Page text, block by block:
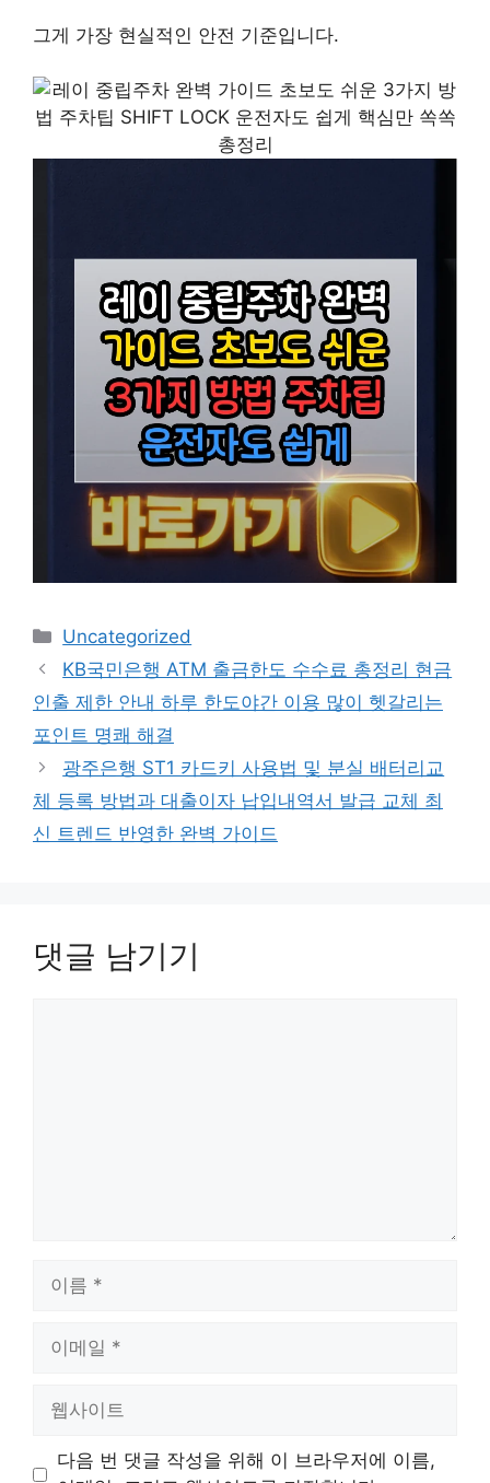
그게 가장 현실적인 안전 기준입니다.
카
테
리
Uncategorized
KB국민은행 ATM 출금한도 수수료 총정리 현금
인출 제한 안내 하루 한도야간 이용 많이 헷갈리는
포인트 명쾌 해결
광주은행 ST1 카드키 사용법 및 분실 배터리교
체 등록 방법과 대출이자 납입내역서 발급 교체 최
신 트렌드 반영한 완벽 가이드
댓글 남기기
트
다음 번 댓글 작성을 위해 이 브라우저에 이름,